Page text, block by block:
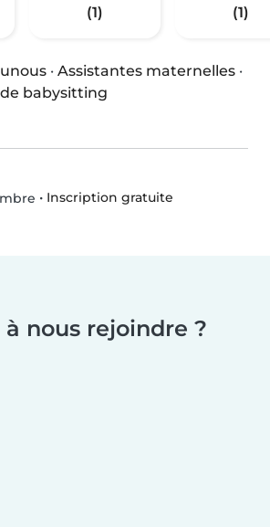
(1) (1)
· Assistantes maternelles ·
babysitting
• Inscription gratuite
à nous rejoindre ?